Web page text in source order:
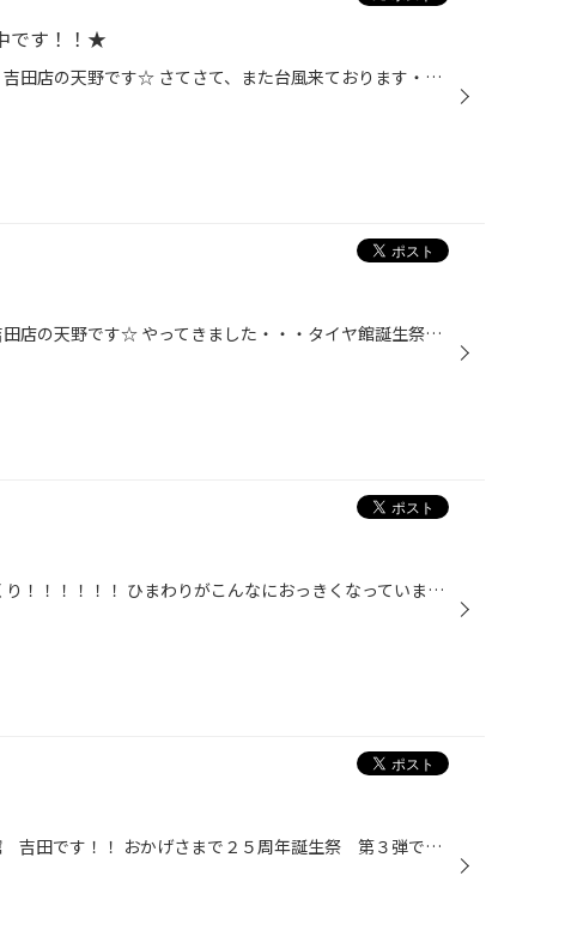
す！！★
こんちは～(‘▽‘)／タイヤ館 吉田店の天野です☆ さてさて、また台風来ております・・・。＼(゜ロ＼)(／ロ゜)／ 今回のはなかなかの勢力らしいですよ！！最近は台風による飛散養生などで小忙しい今日この頃・・・。 昨日から始まりました、誕生祭 絶賛開催中でございます★ご来店いただきましたお客...
こんちは～(‘▽‘)／タイヤ館吉田店の天野です☆ やってきました・・・タイヤ館誕生祭 第３弾の開催でありま～す＼(゜ロ＼)(／ロ゜)／ またかよ・・・。って思ったお客様。・・・懲りずにぜひお付き合いくださいませ！！（笑） ９月４日（日）まで開催していますよ～★ 当店ではノーマルタイヤだけでな...
こんにちは(^^)/ 朝からびっくり！！！！！！ ひまわりがこんなにおっきくなっていました！！！！ ちなみに私の膝上くらいです。。 そろそろ測れるものがなくなってきましたｗｗｗ もうちょっと早く植えてれば・・・・ 今シーズン間に合ったのに・・・・・ 遅かったですね(T_T) ということで夏も終...
こんにちは~(*^_^*) タイヤ館 吉田です！！ おかげさまで２５周年誕生祭 第３弾です(*^_^*) 本日は冬情報(^_-)-☆ 少し早くない？という方もおられますが当店では早期予約もできます！！ 毎年、混雑して作業時間も長く待つ恐れが…(ToT)/~~~ 実は作業予約もできます！！予約を取ってもらうとスムー...